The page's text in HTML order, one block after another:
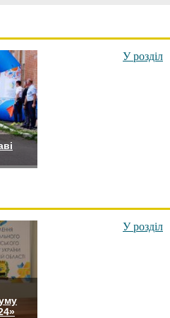
У розділ
У розділ